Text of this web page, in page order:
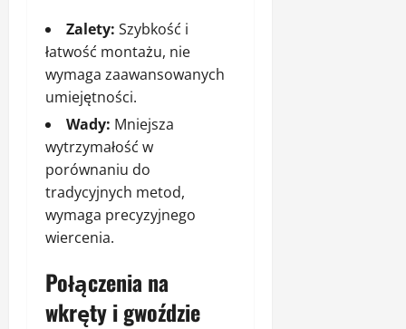
Zalety: Szybkość i
łatwość montażu, nie
wymaga zaawansowanych
umiejętności.
Wady: Mniejsza
wytrzymałość w
porównaniu do
tradycyjnych metod,
wymaga precyzyjnego
wiercenia.
Połączenia na
wkręty i gwoździe